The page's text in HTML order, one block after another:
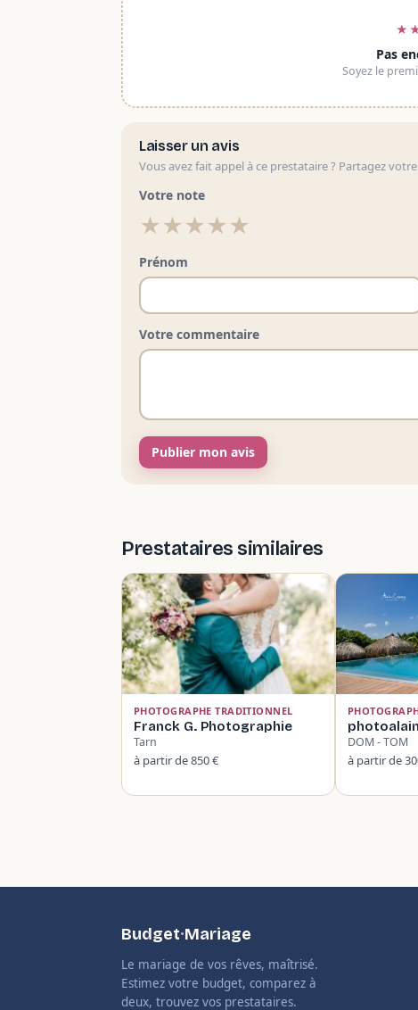
Pas
Soyez le
Laisser un avis
Vous avez fait appel à ce prestataire ? Partagez
Votre note
★★★★★
Prénom
Votre commentaire
Publier mon avis
Prestataires similaires
PHOTOGRAPHE TRADITIONNEL
Franck G. Photographie
Tarn
à partir de 850 €
photoalain
DOM - TOM
à partir de
Budget·Mariage
Le mariage de vos rêves, maîtrisé.
Estimez votre budget, comparez à
deux, trouvez vos prestataires.